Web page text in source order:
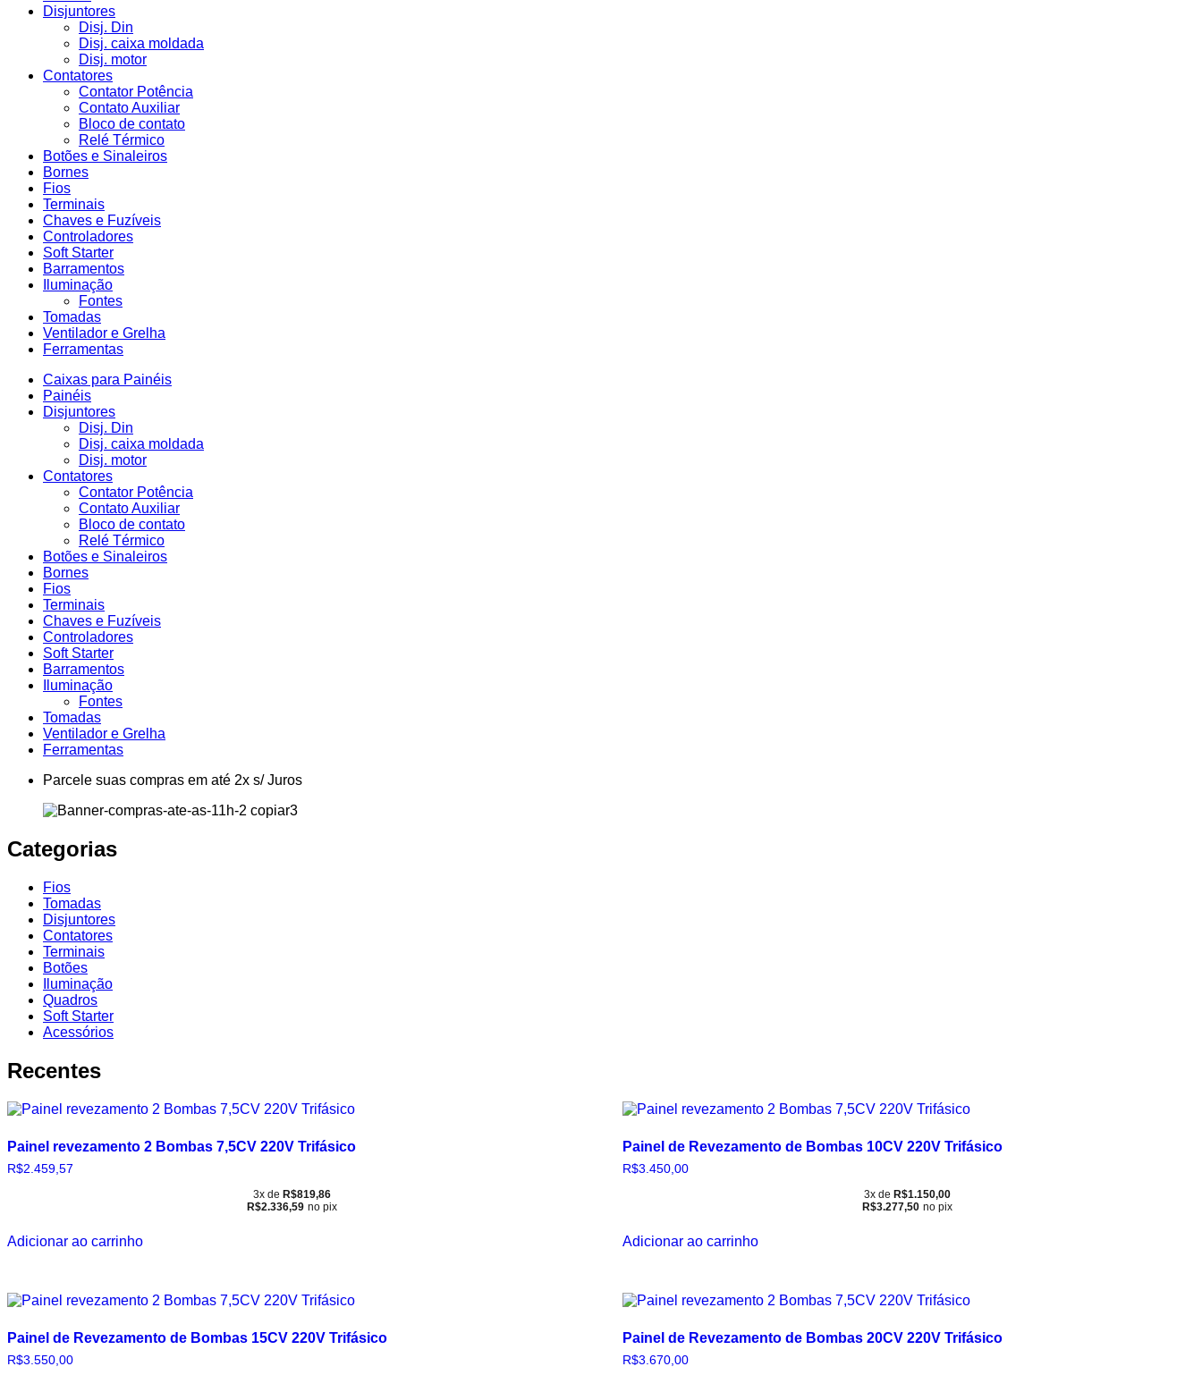
Disjuntores
Disj. Din
Disj. caixa moldada
Disj. motor
Contatores
Contator Potência
Contato Auxiliar
Bloco de contato
Relé Térmico
Botões e Sinaleiros
Bornes
Fios
Terminais
Chaves e Fuzíveis
Controladores
Soft Starter
Barramentos
Iluminação
Fontes
Tomadas
Ventilador e Grelha
Ferramentas
Caixas para Painéis
Painéis
Disjuntores
Disj. Din
Disj. caixa moldada
Disj. motor
Contatores
Contator Potência
Contato Auxiliar
Bloco de contato
Relé Térmico
Botões e Sinaleiros
Bornes
Fios
Terminais
Chaves e Fuzíveis
Controladores
Soft Starter
Barramentos
Iluminação
Fontes
Tomadas
Ventilador e Grelha
Ferramentas
Parcele suas compras em até 2x s/ Juros
Categorias
Fios
Tomadas
Disjuntores
Contatores
Terminais
Botões
Iluminação
Quadros
Soft Starter
Acessórios
Recentes
Painel revezamento 2 Bombas 7,5CV 220V Trifásico
R$2.459,57
3x de R$819,86
R$2.336,59 no pix
Adicionar ao carrinho
Painel de Revezamento de Bombas 10CV 220V Trifásico
R$3.450,00
3x de R$1.150,00
R$3.277,50 no pix
Adicionar ao carrinho
Painel de Revezamento de Bombas 15CV 220V Trifásico
R$3.550,00
Painel de Revezamento de Bombas 20CV 220V Trifásico
R$3.670,00